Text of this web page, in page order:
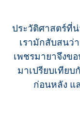
ประวัติศาสตร์ที่
เรามักสับสนว่
เพชรมายาจึงข
มาเปรียบเทียบ
ก่อนหลัง แ